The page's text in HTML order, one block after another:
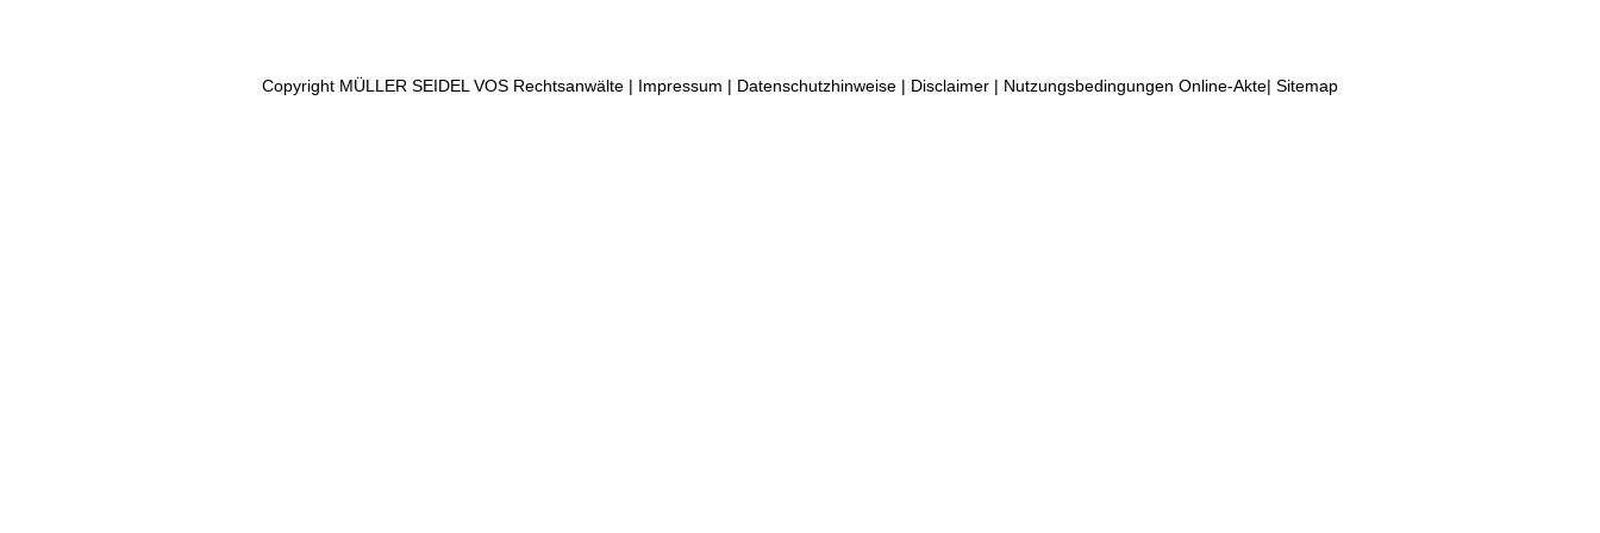
Copyright MÜLLER SEIDEL VOS Rechtsanwälte | Impressum | Datenschutzhinweise | Disclaimer | Nutzungsbedingungen Online-Akte| Sitemap